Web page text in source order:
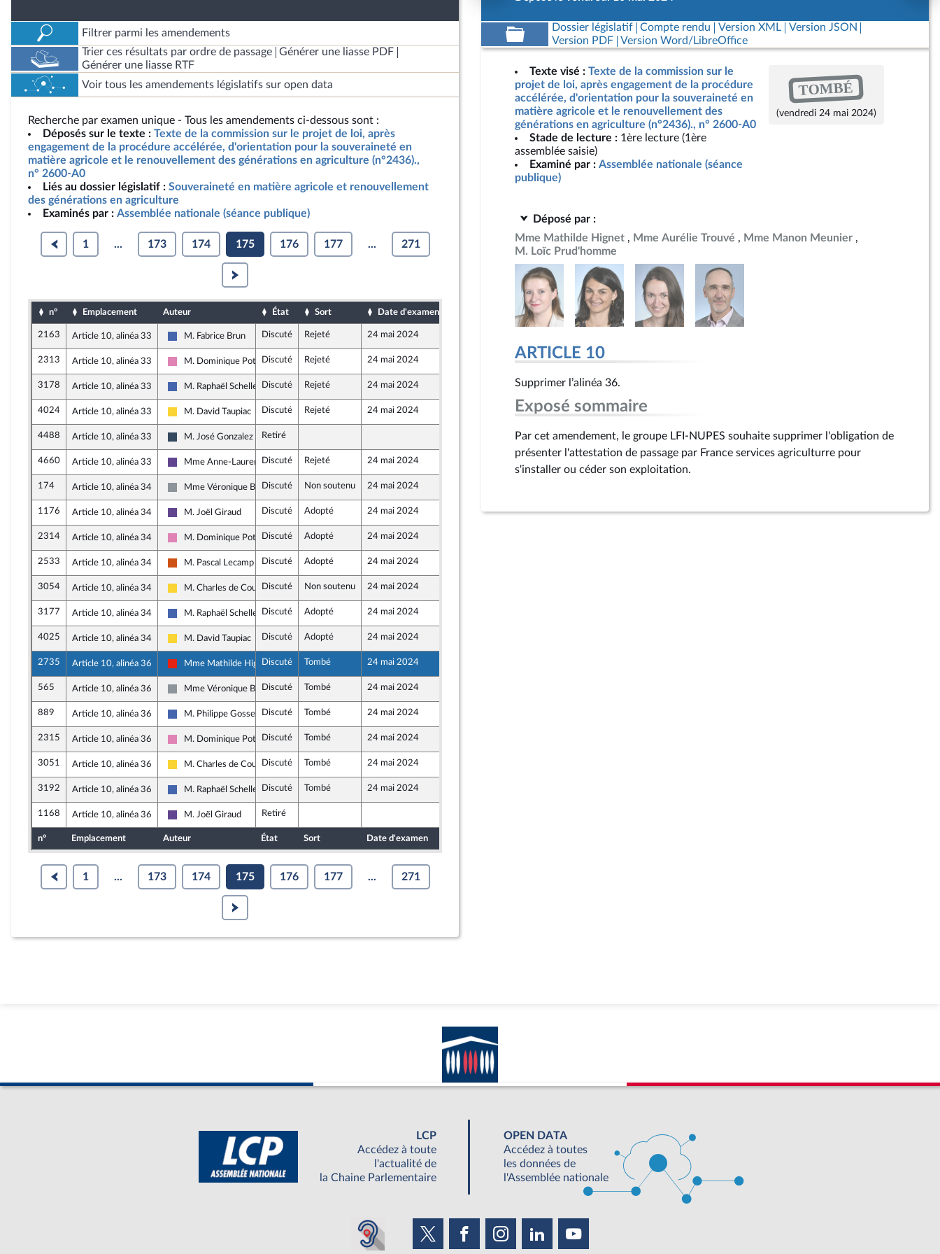
Filtrer parmi les amendements
Trier ces résultats par ordre de passage
Générer une liasse PDF
Générer une liasse RTF
Voir tous les amendements législatifs sur open data
Recherche par examen unique - Tous les amendements ci-dessous sont :
Déposés sur le texte : Texte de la commission sur le projet de loi, après
engagement de la procédure accélérée, d'orientation pour la souveraineté en
matière agricole et le renouvellement des générations en agriculture (n°2436).,
n° 2600-A0
Liés au dossier législatif : Souveraineté en matière agricole et renouvellement
des générations en agriculture
Examinés par : Assemblée nationale (séance publique)
1 ... 173 174 175 176 177 ... 271
n° Emplacement Auteur État Sort Date d'examen
2163 Article 10, alinéa 33
Les Républicains
M. Fabrice Brun Discuté Rejeté 24 mai 2024
2313 Article 10, alinéa 33
Socialistes et apparentés
M. Dominique PotierDiscuté Rejeté 24 mai 2024
3178 Article 10, alinéa 33
Les Républicains
M. Raphaël Schellenberger
Discuté Rejeté 24 mai 2024
4024 Article 10, alinéa 33
Libertés, Indépendants, Outre-mer et Territoires
M. David Taupiac Discuté Rejeté 24 mai 2024
4488 Article 10, alinéa 33
Rassemblement National
M. José Gonzalez Retiré
4660 Article 10, alinéa 33
Renaissance
Mme Anne-Laurence Petel
Discuté Rejeté 24 mai 2024
174 Article 10, alinéa 34
Non inscrit
Mme Véronique BesseDiscuté Non soutenu 24 mai 2024
1176 Article 10, alinéa 34
Renaissance
M. Joël Giraud Discuté Adopté 24 mai 2024 7 mai 2024
2314 Article 10, alinéa 34
Socialistes et apparentés
M. Dominique PotierDiscuté Adopté 24 mai 2024
2533 Article 10, alinéa 34
Démocrate (MoDem et Indépendants)
M. Pascal Lecamp Discuté Adopté 24 mai 2024
3054 Article 10, alinéa 34
Libertés, Indépendants, Outre-mer et Territoires
M. Charles de CoursonDiscuté Non soutenu 24 mai 2024
3177 Article 10, alinéa 34
Les Républicains
M. Raphaël Schellenberger
Discuté Adopté 24 mai 2024
4025 Article 10, alinéa 34
Libertés, Indépendants, Outre-mer et Territoires
M. David Taupiac Discuté Adopté 24 mai 2024
2735 Article 10, alinéa 36
La France insoumise - Nouvelle Union Populaire écologique et sociale
Mme Mathilde HignetDiscuté Tombé 24 mai 2024
565 Article 10, alinéa 36
Non inscrit
Mme Véronique BesseDiscuté Tombé 24 mai 2024
889 Article 10, alinéa 36
Les Républicains
M. Philippe GosselinDiscuté Tombé 24 mai 2024
2315 Article 10, alinéa 36
Socialistes et apparentés
M. Dominique PotierDiscuté Tombé 24 mai 2024
3051 Article 10, alinéa 36
Libertés, Indépendants, Outre-mer et Territoires
M. Charles de CoursonDiscuté Tombé 24 mai 2024
3192 Article 10, alinéa 36
Les Républicains
M. Raphaël Schellenberger
Discuté Tombé 24 mai 2024
1168 Article 10, alinéa 36
Renaissance
M. Joël Giraud Retiré
n° Emplacement Auteur État Sort Date d'examen
1 ... 173 174 175 176 177 ... 271
Dossier législatif Compte rendu Version XML
Version JSON
Version PDF
Version Word/LibreOffice
Texte visé : Texte de la commission sur le
projet de loi, après engagement de la procédure
accélérée, d'orientation pour la souveraineté en
matière agricole et le renouvellement des
générations en agriculture (n°2436)., n° 2600-A0
Stade de lecture : 1ère lecture (1ère
assemblée saisie)
Examiné par : Assemblée nationale (séance
publique)
TOMBÉ
(vendredi 24 mai 2024)
Déposé par :
Mme Mathilde Hignet
Mme Aurélie Trouvé
Mme Manon Meunier
M. Loïc Prud'homme
ARTICLE 10
Supprimer l’alinéa 36.
Exposé sommaire
Par cet amendement, le groupe LFI-NUPES souhaite supprimer l'obligation de
présenter l'attestation de passage par France services agriculturre pour
s'installer ou céder son exploitation.
LCP
Accédez à toute
l'actualité de
la Chaine Parlementaire
OPEN DATA
Accédez à toutes
les données de
l'Assemblée nationale